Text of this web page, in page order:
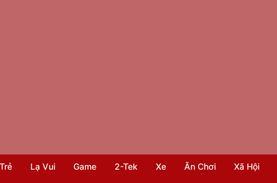
Trẻ Lạ Vui Game 2-Tek Xe Ăn Chơi Xã Hội